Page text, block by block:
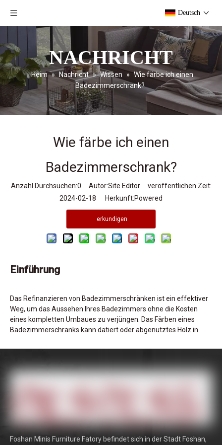
Deutsch
NACHRICHT
Heim » Nachricht » Wissen » Wie färbe ich einen
Badezimmerschrank?
Wie färbe ich einen
Badezimmerschrank?
Anzahl Durchsuchen:0 Autor:Site Editor veröffentlichen Zeit:
2024-02-18 Herkunft:Powered
erkundigen
Einführung
Das Refinanzieren von Badezimmerschränken ist ein effektiver
Weg, um das Aussehen Ihres Badezimmers ohne die Kosten
eines kompletten Umbaues zu verjüngen. Das Färben eines
Badezimmerschranks kann datiert oder abgenutztes Holz in
Prozess beinhaltet mehrere kritische Schritte, einschließlich
Vorbereitung, Auswahl des richtigen Flecks und die korrekte
Anwendung, um die Haltbarkeit und die ästhetische Attraktivität
Holztypen verstehen
Foshan Minis Furniture Fatory befindet sich in der Stadt Foshan,